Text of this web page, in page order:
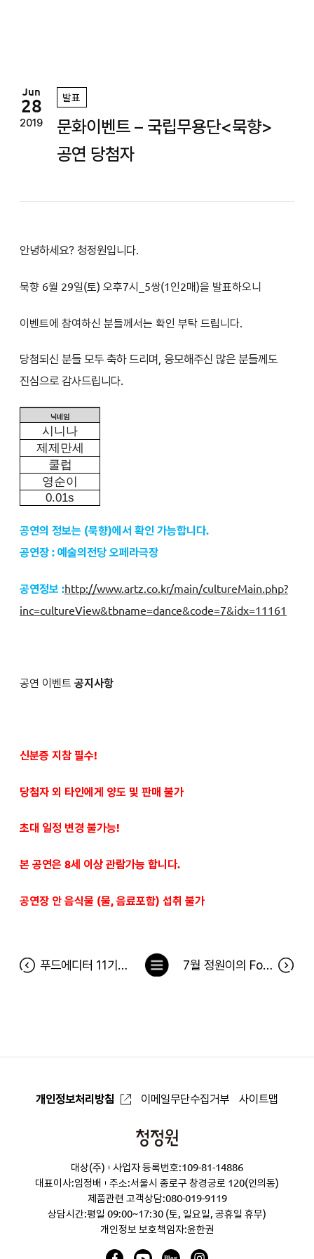
Jun
28
2019
발표
문화이벤트 – 국립무용단<묵향>
공연 당첨자
안녕하세요? 청정원입니다.
묵향 6월 29일(토) 오후7시 _5쌍(1인2매)을 발표하오니
이벤트에 참여하신 분들께서는 확인 부탁 드립니다.
당첨되신 분들 모두 축하 드리며, 응모해주신 많은 분들께도
진심으로 감사드립니다.
닉네임
시니나
제제만세
쿨럽
영순이
0.01s
공연의 정보는 (묵향)에서 확인 가능합니다.
공연장 : 예술의전당 오페라극장
공연정보 :http://www.artz.co.kr/main/cultureMain.php?
inc=cultureView&tbname=dance&code=7&idx=11161
공연 이벤트 공지사항
신분증 지참 필수!
당첨자 외 타인에게 양도 및 판매 불가
초대 일정 변경 불가능!
본 공연은 8세 이상 관람가능 합니다.
공연장 안 음식물 (물, 음료포함) 섭취 불가
푸드에디터 11기 당첨자 7월 정원이의 FoodBox 당첨자
목
개인정보처리방침 이메일무단수집거부 사이트맵
청
원
대상(주)
사업자 등록번호:109-81-14886
대표이사:임정배
주소:서울시 종로구 창경궁로 120(인의동)
제품관련 고객상담:080-019-9119
상담시간:평일 09:00~17:30 (토, 일요일, 공휴일 휴무)
개인정보 보호책임자:윤한권